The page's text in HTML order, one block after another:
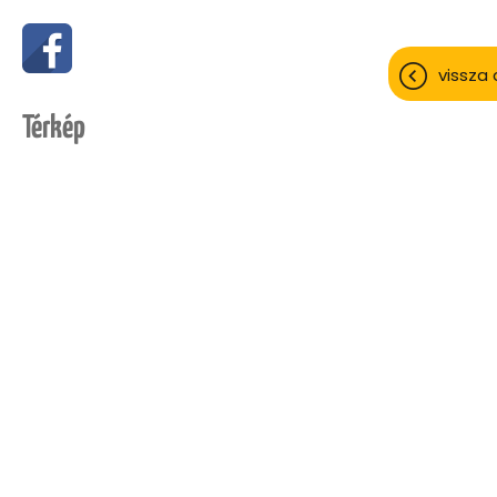
Térkép
vissza